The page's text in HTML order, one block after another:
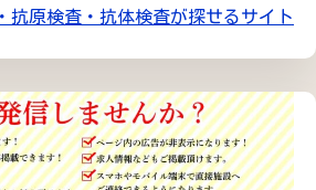
抗原検査・抗体検査が探せるサイト